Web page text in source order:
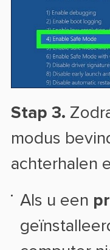
Stap 3.
modus
achterhalen
Als u een